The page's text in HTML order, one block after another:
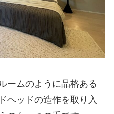
ームのように品格ある
ヘッドの造作を取り入